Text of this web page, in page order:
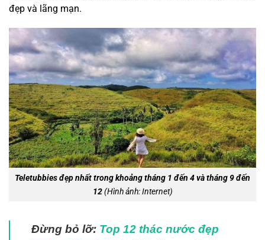
đẹp và lãng mạn.
Teletubbies đẹp nhất trong khoảng tháng 1 đến 4 và tháng 9 đến
12(Hình ảnh: Internet)
Đừng bỏ lỡ: Top 12 thác nước đẹp